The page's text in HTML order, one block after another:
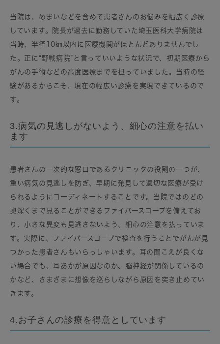
当院は、めまいなどを含めて患者さんのお悩みを幅広く診療
しています。院長が過去に勤務していた埼玉医科大学病院は
当時、半径10㎞以内に医療機関がほとんどありませんでし
た。正に“野戦病院”と言っていいような状況で、初期医療から
がんの手術などの高度医療までを担っていました。当時の経
験があるからこそ、現在の幅広い診療を実現できているので
す。
3.病気の見逃しがないよう、細心の注意を払い
ます
患者さんの一次的な窓口であるクリニックの役割の一つが、
重い病気の見逃しを防ぎ、早期に発見して適切な医療が受け
られるようにコーディネートすることです。当院ではのどの
奥深くまで見ることができるファイバースコープを備えてお
り、小さな異変も見逃さないよう、細心の注意を払っていま
す。実際に、ファイバースコープで検査を行うことでがんが見
つかった患者さんもいらっしゃいます。耳の聞こえが良くな
い場合でも、耳あかが原因なのか、脳神経が関係しているの
かなど、さまざまに想像を巡らしながら原因を突き止めてい
きます。
4.お子さんの診療を得意としています